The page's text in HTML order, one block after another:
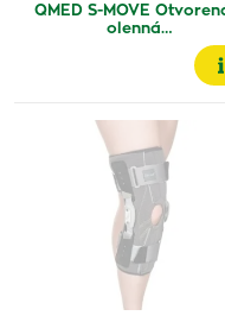
QMED S-MOVE
olenná…